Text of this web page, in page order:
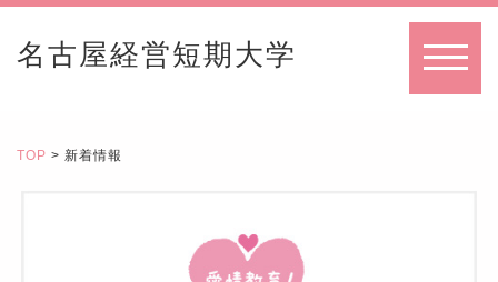
名古屋経営短期大学
TOP > 新着情報